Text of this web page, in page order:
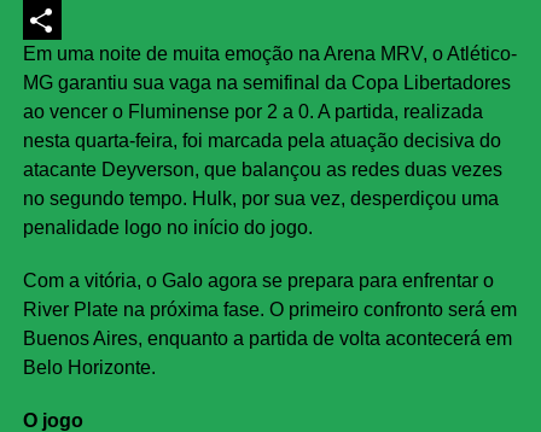
LinkedIn
Share
Em uma noite de muita emoção na Arena MRV, o Atlético-
MG garantiu sua vaga na semifinal da Copa Libertadores
ao vencer o Fluminense por 2 a 0. A partida, realizada
nesta quarta-feira, foi marcada pela atuação decisiva do
atacante Deyverson, que balançou as redes duas vezes
no segundo tempo. Hulk, por sua vez, desperdiçou uma
penalidade logo no início do jogo.
Com a vitória, o Galo agora se prepara para enfrentar o
River Plate na próxima fase. O primeiro confronto será em
Buenos Aires, enquanto a partida de volta acontecerá em
Belo Horizonte.
O jogo